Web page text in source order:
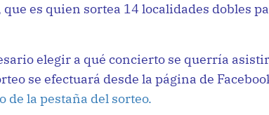
es quien sortea 14 localidades dobles
elegir a qué concierto se querría
se efectuará desde la página de
de la pestaña del sorteo.